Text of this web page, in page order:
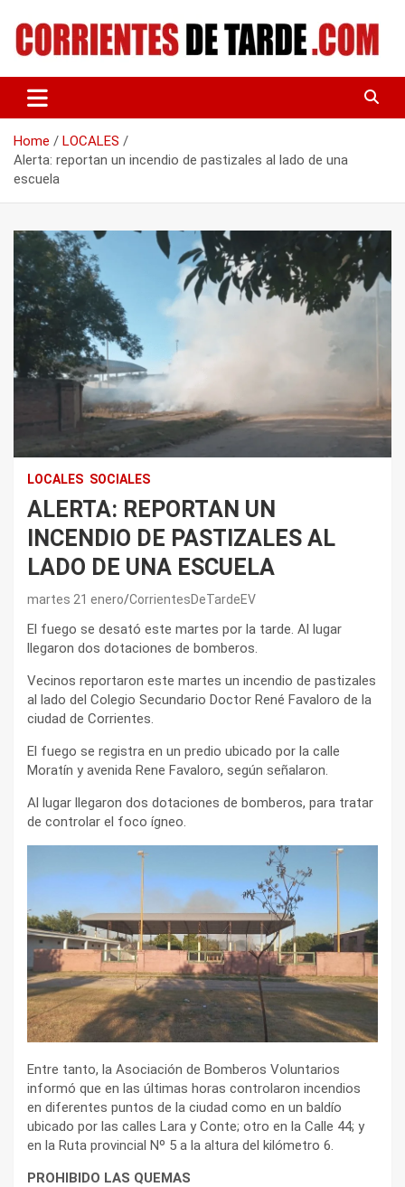
content
CORRIENTES DE TARDE
Home
LOCALES
Alerta: reportan un incendio de pastizales al lado de una
escuela
LOCALES SOCIALES
ALERTA: REPORTAN UN
INCENDIO DE PASTIZALES AL
LADO DE UNA ESCUELA
martes 21 enero CorrientesDeTardeEV
El fuego se desató este martes por la tarde. Al lugar
llegaron dos dotaciones de bomberos.
Vecinos reportaron este martes un incendio de pastizales
al lado del Colegio Secundario Doctor René Favaloro de la
ciudad de Corrientes.
El fuego se registra en un predio ubicado por la calle
Moratín y avenida Rene Favaloro, según señalaron.
Al lugar llegaron dos dotaciones de bomberos, para tratar
de controlar el foco ígneo.
Entre tanto, la Asociación de Bomberos Voluntarios
informó que en las últimas horas controlaron incendios
en diferentes puntos de la ciudad como en un baldío
ubicado por las calles Lara y Conte; otro en la Calle 44; y
en la Ruta provincial Nº 5 a la altura del kilómetro 6.
PROHIBIDO LAS QUEMAS